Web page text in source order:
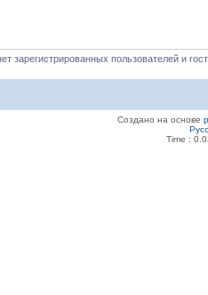
зарегистрированных пользователей и
Создано на основе
Time :